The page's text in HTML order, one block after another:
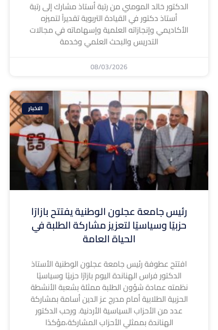
الدكتور خالد المومني من رتبة أستاذ مشارك إلى رتبة
أستاذ دكتور في القيادة التربوية تقديراً لتميزه
الأكاديمي وإنجازاته العلمية وإسهاماته في مجالات
التدريس والبحث العلمي وخدمة
08/03/2026
الاخبار
رئيس جامعة عجلون الوطنية يفتتح بازارًا
حزبيًا وسياسيًا لتعزيز مشاركة الطلبة في
الحياة العامة
افتتح عطوفة رئيس جامعة عجلون الوطنية الأستاذ
الدكتور فراس الهناندة اليوم بازارًا حزبيًا وسياسيًا
نظمته عمادة شؤون الطلبة ممثلة بشعبة الأنشطة
الحزبية الطلابية أمام مدرج عز الدين أسامة بمشاركة
عدد من الأحزاب السياسية الأردنية. ورحب الدكتور
الهناندة بممثلي الأحزاب المشاركة،مؤكدًا